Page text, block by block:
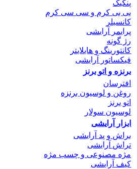
پنکیک
بی بی کرم و سی سی کرم
کانسیلر
پرایمر آرایشی
رژ گونه
کانتورینگ و هایلایتر
فیکساتور آرایشی
برنزه و اتو برنز
افترسان
روغن و لوسیون برنزه
اتو برنز
لوسیون سولار
ابزار آرایشی
براش و پد آرایشی
تراش آرایشی
مژه مصنوعی و چسب مژه
کیف آرایشی